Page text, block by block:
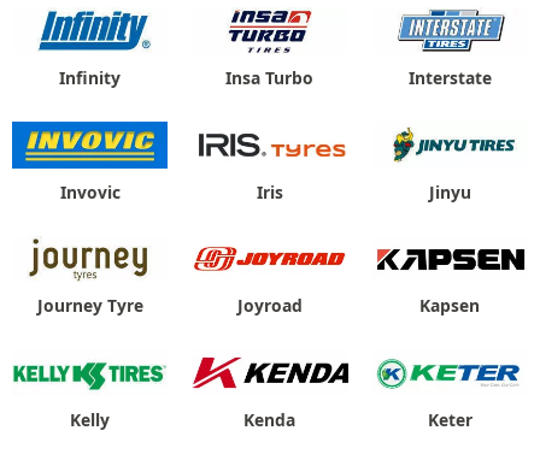
Infinity Insa Turbo Interstate
Invovic Iris Jinyu
Journey Tyre Joyroad Kapsen
Kelly Kenda Keter